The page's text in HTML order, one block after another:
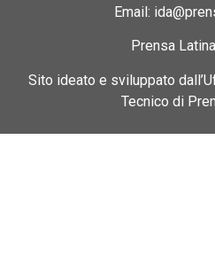
Email:
Prensa
Sito ideato e sviluppato
Tecnico di